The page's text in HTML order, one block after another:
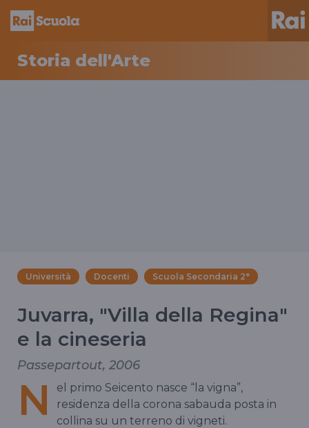
Storia dell'Arte
Università Docenti Scuola Secondaria 2°
Juvarra, "Villa della Regina"
e la cineseria
Passepartout, 2006
N
el primo Seicento nasce “la vigna”,
residenza della corona sabauda posta in
collina su un terreno di vigneti.